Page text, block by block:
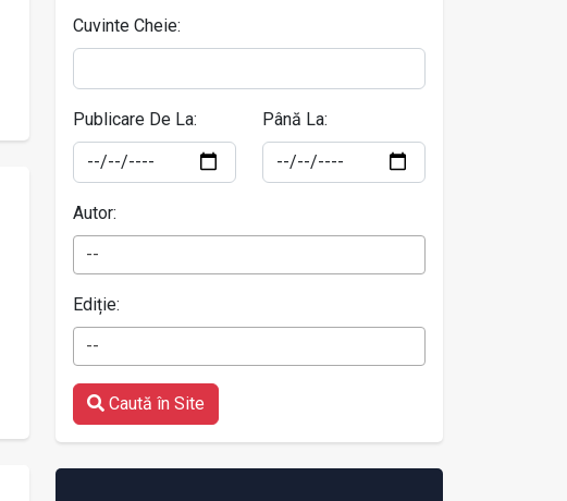
Cuvinte Cheie:
Publicare De La: Până La:
Autor:
--
Ediție:
--
Caută în Site